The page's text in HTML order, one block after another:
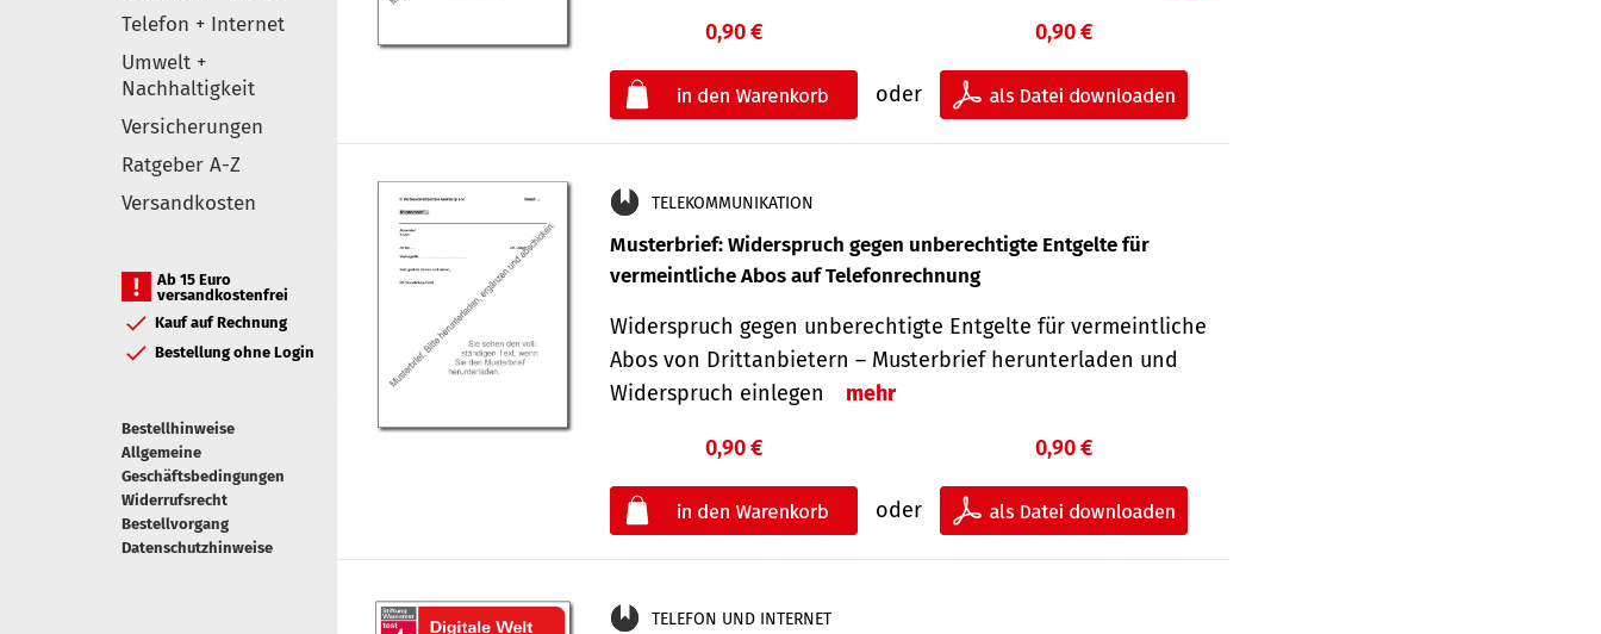
Telefon + Internet
Umwelt +
Nachhaltigkeit
Versicherungen
Ratgeber A-Z
Versandkosten
Ab 15 Euro
versandkostenfrei
Kauf auf Rechnung
Bestellung ohne Login
Bestellhinweise
Allgemeine
Geschäftsbedingungen
Widerrufsrecht
Bestellvorgang
Datenschutzhinweise
0,90 €
oder
0,90 €
TELEKOMMUNIKATION
Musterbrief: Widerspruch gegen unberechtigte Entgelte für
vermeintliche Abos auf Telefonrechnung
Widerspruch gegen unberechtigte Entgelte für vermeintliche
Abos von Drittanbietern – Musterbrief herunterladen und
Widerspruch einlegen
mehr
0,90 €
oder
0,90 €
TELEFON UND INTERNET